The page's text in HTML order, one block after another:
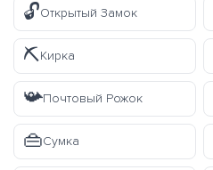
🔓Открытый Замок
⛏️Кирка
📯Почтовый Рожок
👜Сумка